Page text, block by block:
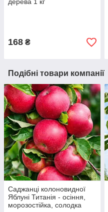
168 ₴
Подібні товари компанії
Саджанці колоновидної
Яблуні Титанія - осіння,
морозостійка, солодка